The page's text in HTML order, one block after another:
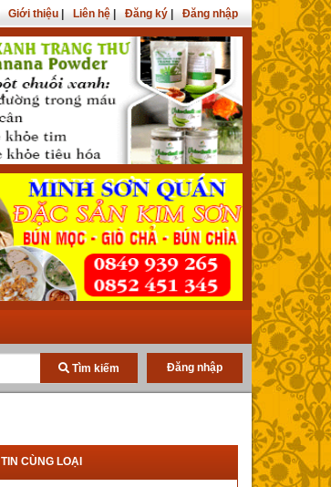
Giới thiệu Liên hệ Đăng ký Đăng nhập
Tìm kiếm Đăng nhập
TIN CÙNG LOẠI